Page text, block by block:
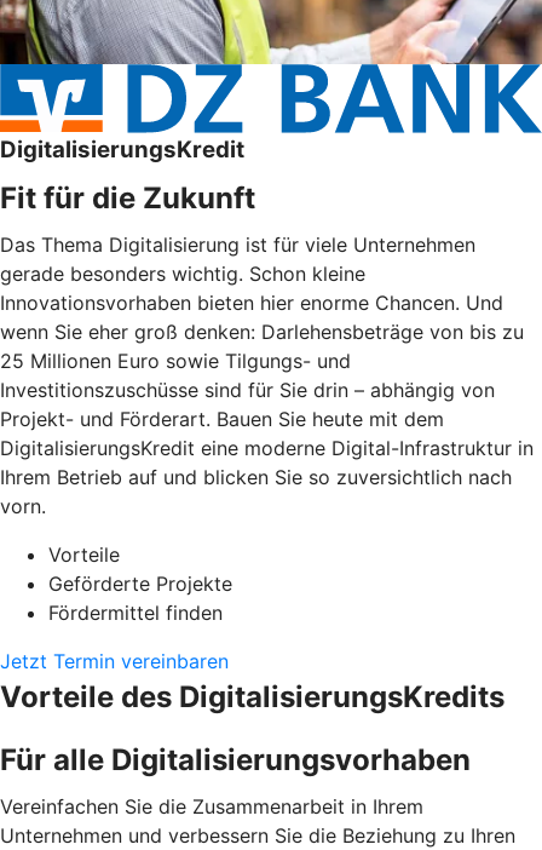
DigitalisierungsKredit
Fit für die Zukunft
Das Thema Digitalisierung ist für viele Unternehmen
gerade besonders wichtig. Schon kleine
Innovationsvorhaben bieten hier enorme Chancen. Und
wenn Sie eher groß denken: Darlehensbeträge von bis zu
25 Millionen Euro sowie Tilgungs- und
Investitionszuschüsse sind für Sie drin – abhängig von
Projekt- und Förderart. Bauen Sie heute mit dem
DigitalisierungsKredit eine moderne Digital-Infrastruktur in
Ihrem Betrieb auf und blicken Sie so zuversichtlich nach
vorn.
Vorteile
Geförderte Projekte
Fördermittel finden
Jetzt Termin vereinbaren
Vorteile des DigitalisierungsKredits
Für alle Digitalisierungsvorhaben
Vereinfachen Sie die Zusammenarbeit in Ihrem
Unternehmen und verbessern Sie die Beziehung zu Ihren